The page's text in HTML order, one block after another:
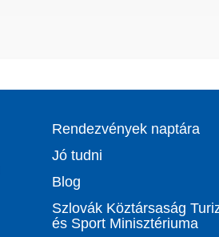
Rendezvények naptára
Jó tudni
Blog
Szlovák Köztársaság
és Sport Minisztériuma